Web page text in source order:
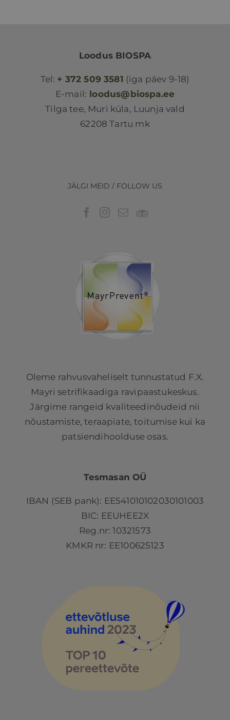
Loodus BIOSPA
Tel: + 372 509 3581 (iga päev 9-18)
E-mail: loodus@biospa.ee
Tilga tee, Muri küla, Luunja vald
62208 Tartu mk
JÄLGI MEID / FOLLOW US
Oleme rahvusvaheliselt tunnustatud F.X.
Mayri setrifikaadiga ravipaastukeskus.
Järgime rangeid kvaliteedinõudeid nii
nõustamiste, teraapiate, toitumise kui ka
patsiendihoolduse osas.
Tesmasan OÜ
IBAN (SEB pank): EE541010102030101003
BIC: EEUHEE2X
Reg.nr: 10321573
KMKR nr: EE100625123